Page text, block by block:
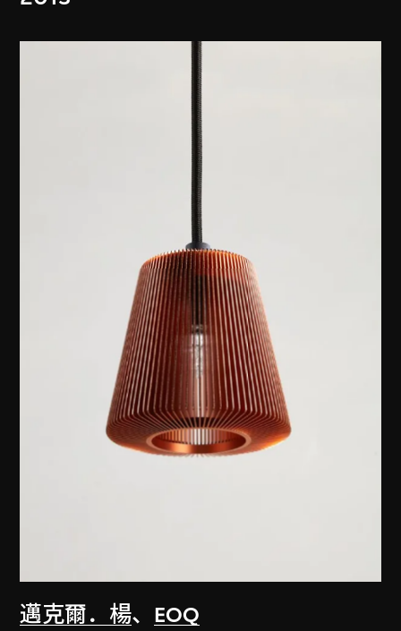
邁克爾．楊、 EOQ